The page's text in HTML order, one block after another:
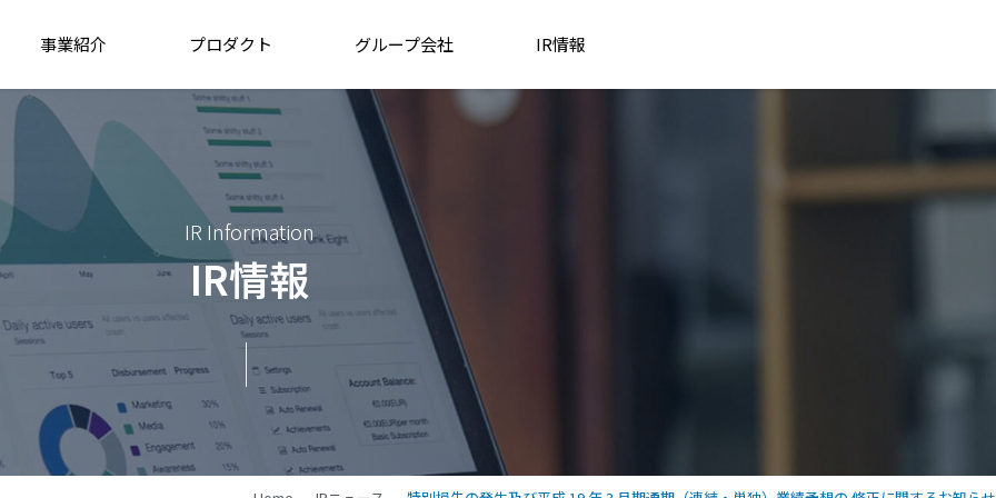
事業紹介 プロダクト グループ会社 IR情報
IR Information
IR情報